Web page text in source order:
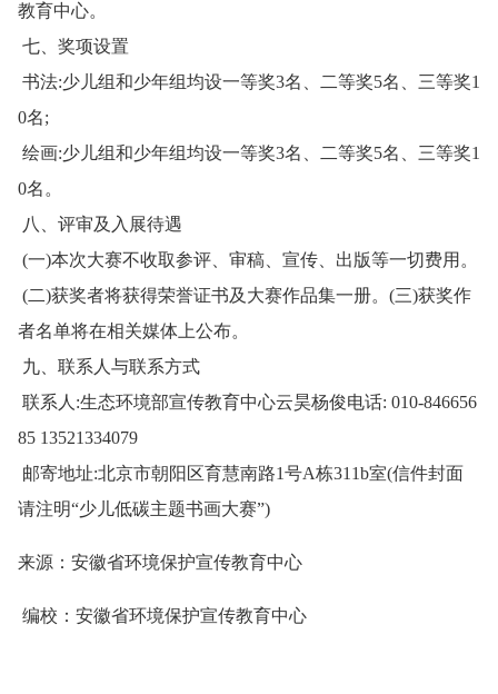
教育中心。
七、奖项设置
书法:少儿组和少年组均设一等奖3名、二等奖5名、三等奖1
0名;
绘画:少儿组和少年组均设一等奖3名、二等奖5名、三等奖1
0名。
八、评审及入展待遇
(一)本次大赛不收取参评、审稿、宣传、出版等一切费用。
(二)获奖者将获得荣誉证书及大赛作品集一册。(三)获奖作
者名单将在相关媒体上公布。
九、联系人与联系方式
联系人:生态环境部宣传教育中心云昊杨俊电话: 010-846656
85 13521334079
邮寄地址:北京市朝阳区育慧南路1号A栋311b室(信件封面
请注明“少儿低碳主题书画大赛”)
来源：安徽省环境保护宣传教育中心
编校：安徽省环境保护宣传教育中心